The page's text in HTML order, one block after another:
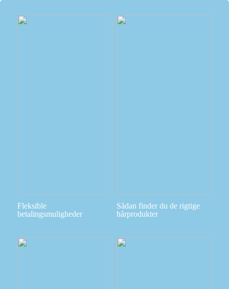
Fleksible
betalingsmuligheder
Sådan finder du de rigtige
hårprodukter